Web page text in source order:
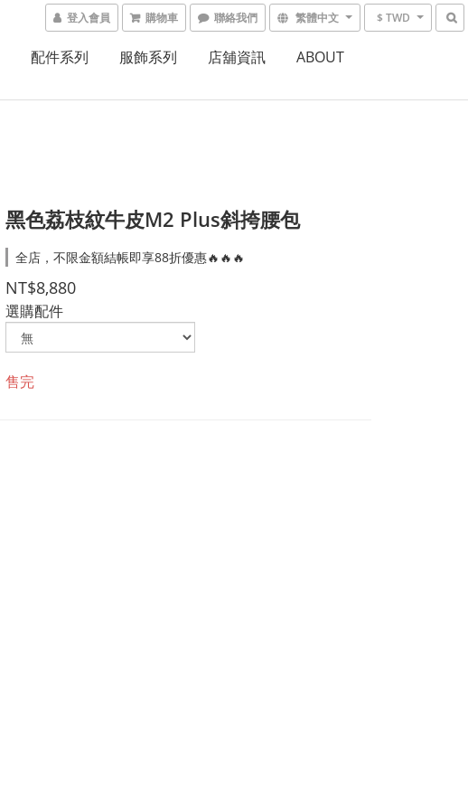
登入會員 購物車 聯絡我們 繁體中文 $ TWD
配件系列 服飾系列 店舖資訊 ABOUT
黑色荔枝紋牛皮M2 Plus斜挎腰包
全店，不限金額結帳即享88折優惠🔥🔥🔥
NT$8,880
選購配件
售完